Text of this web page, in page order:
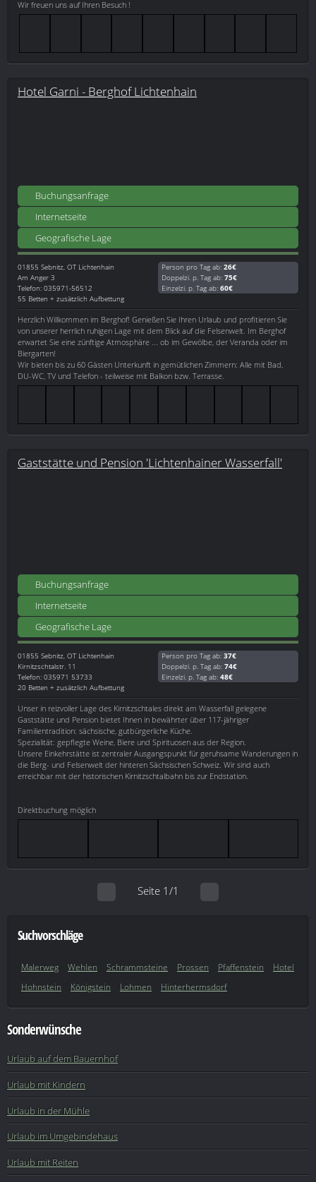
Wir freuen uns auf Ihren Besuch !
Hotel Garni - Berghof Lichtenhain
Buchungsanfrage
Internetseite
Geografische Lage
01855 Sebnitz, OT Lichtenhain
Am Anger 3
Telefon: 035971-56512
55 Betten + zusätzlich Aufbettung
Person pro Tag ab: 26€
Doppelzi. p. Tag ab: 75€
Einzelzi. p. Tag ab: 60€
Herzlich Willkommen im Berghof! Genießen Sie Ihren Urlaub und profitieren Sie
von unserer herrlich ruhigen Lage mit dem Blick auf die Felsenwelt. Im Berghof
erwartet Sie eine zünftige Atmosphäre ... ob im Gewölbe, der Veranda oder im
Biergarten!
Wir bieten bis zu 60 Gästen Unterkunft in gemütlichen Zimmern: Alle mit Bad,
DU-WC, TV und Telefon - teilweise mit Balkon bzw. Terrasse.
Gaststätte und Pension 'Lichtenhainer Wasserfall'
Buchungsanfrage
Internetseite
Geografische Lage
01855 Sebnitz, OT Lichtenhain
Kirnitzschtalstr. 11
Telefon: 035971 53733
20 Betten + zusätzlich Aufbettung
Person pro Tag ab: 37€
Doppelzi. p. Tag ab: 74€
Einzelzi. p. Tag ab: 48€
Unser in reizvoller Lage des Kirnitzschtales direkt am Wasserfall gelegene
Gaststätte und Pension bietet Ihnen in bewährter über 117-jähriger
Familientradition: sächsische, gutbürgerliche Küche.
Spezialität: gepflegte Weine, Biere und Spirituosen aus der Region.
Unsere Einkehrstätte ist zentraler Ausgangspunkt für geruhsame Wanderungen in
die Berg- und Felsenwelt der hinteren Sächsischen Schweiz. Wir sind auch
erreichbar mit der historischen Kirnitzschtalbahn bis zur Endstation.
Direktbuchung möglich
Seite 1/1
Suchvorschläge
Malerweg Wehlen Schrammsteine Prossen Pfaffenstein
Hotel
Hohnstein
Königstein Lohmen Hinterhermsdorf
Sonderwünsche
Urlaub auf dem Bauernhof
Urlaub mit Kindern
Urlaub in der Mühle
Urlaub im Umgebindehaus
Urlaub mit Reiten